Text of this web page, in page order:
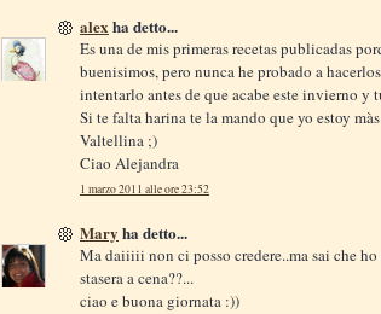
alex ha detto...
Es una de mis primeras recetas publicadas
buenisimos, pero nunca he probado a
intentarlo antes de que acabe este invierno y
Si te falta harina te la mando que yo estoy
Valtellina ;)
Ciao Alejandra
1 marzo 2011 alle ore 23:52
Mary ha detto...
Ma daiiiii non ci posso credere..ma sai che
stasera a cena??...
ciao e buona giornata :))